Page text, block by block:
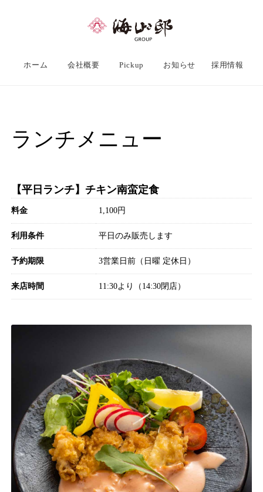
ホーム 会社概要 Pickup お知らせ 採用情報
ランチメニュー
【平日ランチ】チキン南蛮定食
料金 1,100円
利用条件 平日のみ販売します
予約期限 3営業日前（日曜 定休日）
来店時間 11:30より（14:30閉店）